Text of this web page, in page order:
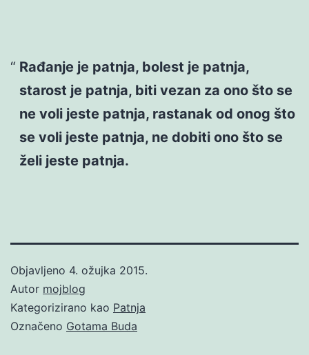
Rađanje je patnja, bolest je patnja,
starost je patnja, biti vezan za ono što se
ne voli jeste patnja, rastanak od onog što
se voli jeste patnja, ne dobiti ono što se
želi jeste patnja.
Objavljeno 4. ožujka 2015.
Autor mojblog
Kategorizirano kao Patnja
Označeno Gotama Buda